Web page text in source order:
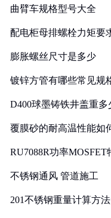
曲臂车规格型号大全
配电柜母排螺栓力矩要
膨胀螺丝尺寸是多少
镀锌方管有哪些常见规
D400球墨铸铁井盖重多
覆膜砂的耐高温性能如
RU7088R功率
不锈钢通风 管道施工
201不锈钢重量计算方